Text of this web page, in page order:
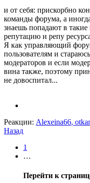
и от себя: прискорбно
команды форума, а
знаешь попадают в
репутацию и репу
Я как управляющий
пользователям и
модераторов и если
вина также, поэтому
не довоспитал...
Реакции: Alexeina66,
Назад
1
…
Перейти к